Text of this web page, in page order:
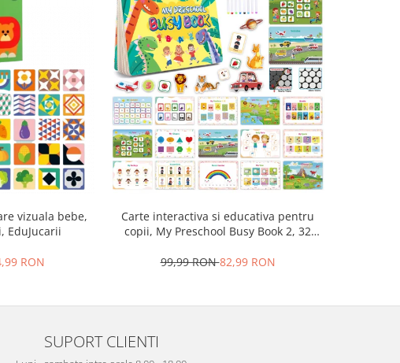
vizuala bebe,
EduJucarii
RON
Carte interactiva si educativa pentru
copii, My Preschool Busy Book 2, 32
repozitionabile, Limba Engleza, 3 ani+,
99,99 RON82,99 RON
SUPORT CLIENTI